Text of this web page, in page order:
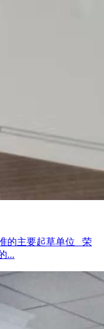
的主要起草单位 荣
...